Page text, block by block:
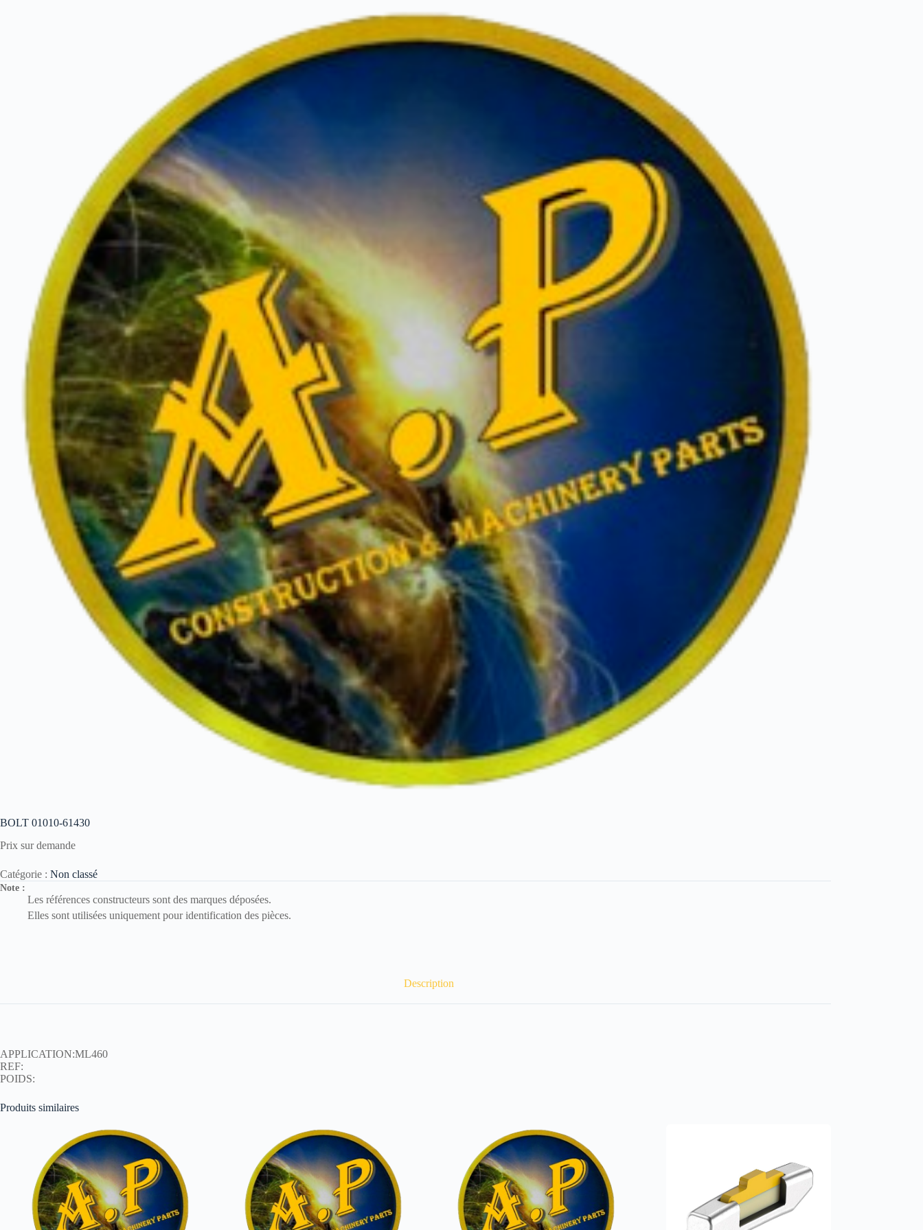
BOLT 01010-61430
Prix sur demande
Catégorie : Non classé
Note :
Les références constructeurs sont des marques déposées.
Elles sont utilisées uniquement pour identification des pièces.
Description
APPLICATION:ML460
REF:
POIDS:
Produits similaires